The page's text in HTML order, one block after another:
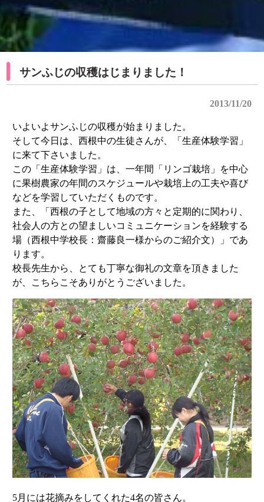
サンふじの収穫はじまりました！
2013/11/20
いよいよサンふじの収穫が始まりました。
そして今日は、西根中の生徒さんが、「生産体験学習」
に来て下さいました。
この「生産体験学習」は、一年間「リンゴ栽培」を中心
に果樹農家の年間のスケジュールや栽培上の工夫や喜び
などを学習していただくものです。
また、「西根の子として地域の方々と定期的に関わり、
社会人の方との望ましいコミュニケーションを経験する
場（西根中学校長：齋藤良一様からのご紹介文）」であ
ります。
校長先生から、とても丁寧な御礼の文章を頂きました
が、こちらこそありがとうございました。
5月には花摘みをしてくれた4名の皆さん。